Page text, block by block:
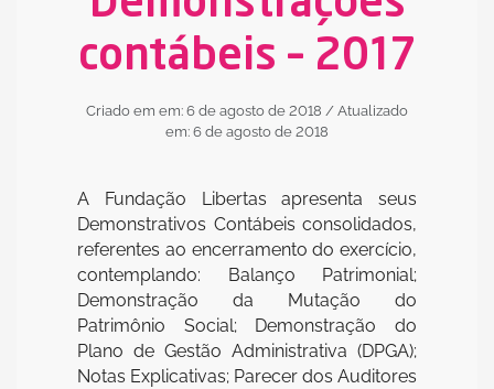
contábeis – 2017
Criado em em: 6 de agosto de 2018 / Atualizado
em: 6 de agosto de 2018
A Fundação Libertas apresenta seus
Demonstrativos Contábeis consolidados,
referentes ao encerramento do exercício,
contemplando: Balanço Patrimonial;
Demonstração da Mutação do
Patrimônio Social; Demonstração do
Plano de Gestão Administrativa (DPGA);
Notas Explicativas; Parecer dos Auditores